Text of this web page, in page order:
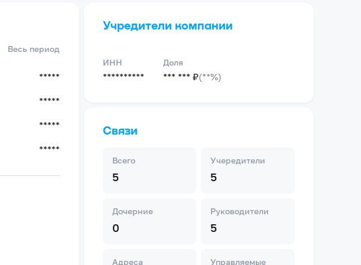
Весь период
*****
*****
*****
*****
Учредители компании
ИНН
**********
Доля
*** *** ₽(**%)
Связи
Всего
5
Учередители
5
Дочерние
0
Руководители
5
Адреса Управляемые